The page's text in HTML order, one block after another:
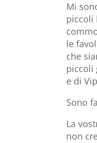
Mi
piccoli
le
che
piccoli
e di
Sono
La
non